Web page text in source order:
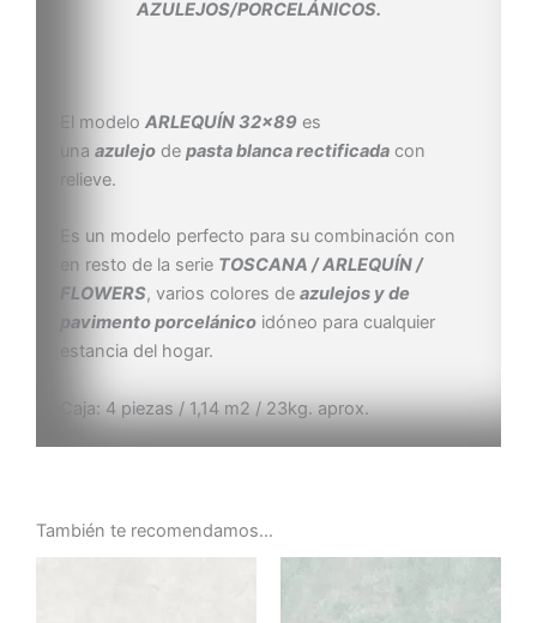
AZULEJOS/PORCELÁNICOS.
El modelo ARLEQUÍN 32×89 es
una azulejo de pasta blanca rectificada con
relieve.
Es un modelo perfecto para su combinación con
en resto de la serie TOSCANA / ARLEQUÍN /
FLOWERS, varios colores de azulejos y de
pavimento porcelánico idóneo para cualquier
estancia del hogar.
Caja: 4 piezas / 1,14 m2 / 23kg. aprox.
También te recomendamos…